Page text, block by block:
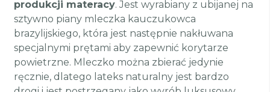
produkcji materacy. Jest wyrabiany z ubijanej na
sztywno piany mleczka kauczukowca
brazylijskiego, która jest następnie nakłuwana
specjalnymi prętami aby zapewnić korytarze
powietrzne. Mleczko można zbierać jedynie
ręcznie, dlatego lateks naturalny jest bardzo